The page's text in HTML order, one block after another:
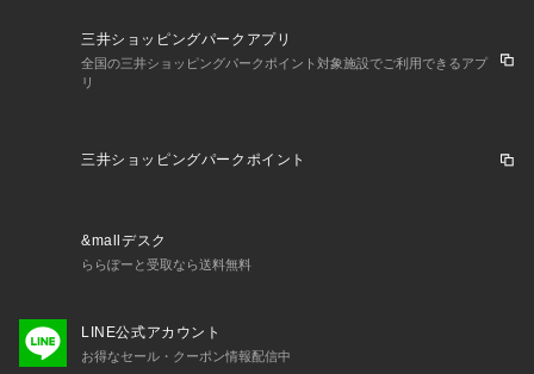
ワークウェアはファッションたりえるか?
けてきました。
そして、ファッショナブルなワークウェアではなくファッショ
ンとしてのワークウェアを。
ワークウェアはファッションたりえるか・・・
三井ショッピングパークアプリ
全国の三井ショッピングパークポイント対象施設でご利用できるアプ
リ
三井ショッピングパークポイント
&mallデスク
ららぽーと受取なら送料無料
LINE公式アカウント
お得なセール・クーポン情報配信中